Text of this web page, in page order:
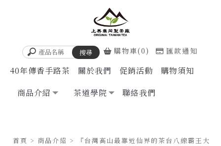
購物車(0) 匯款通知
40年傳香手路茶 關於我們 促銷活動
購物須知
商品介紹
茶道學院 聯絡我們
首頁 > 商品介紹 > 『台灣高山最靠近仙界的茶台八線霸王大